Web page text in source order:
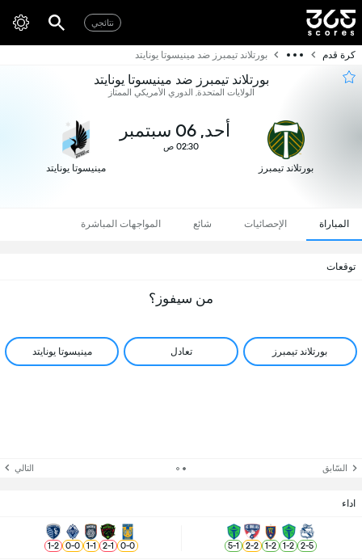
نتائجي
كرة قدم بورتلاند تيمبرز ضد مينيسوتا يونايتد
بورتلاند تيمبرز ضد مينيسوتا يونايتد
الولايات المتحدة, الدوري الأمريكي الممتاز
بورتلاند تيمبرز
أحد, 06 سبتمبر
02:30 ص
مينيسوتا يونايتد
المباراة الإحصائيات شائع المواجهات المباشرة
توقعات
من سيفوز؟
بورتلاند تيمبرز تعادل مينيسوتا يونايتد
السّابق التالي
اداء
5
-
2
2
-
1
2
-
1
2
-
2
1
-
5
0
-
0
1
-
2
1
-
1
0
-
0
2
-
1